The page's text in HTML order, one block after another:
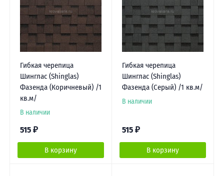
Гибкая черепица
Шинглас (Shinglas)
Фазенда (Коричневый) /1
кв.м/
В наличии
515 ₽
В корзину
Гибкая черепица
Шинглас (Shinglas)
Фазенда (Серый) /1 кв.м/
В наличии
515 ₽
В корзину